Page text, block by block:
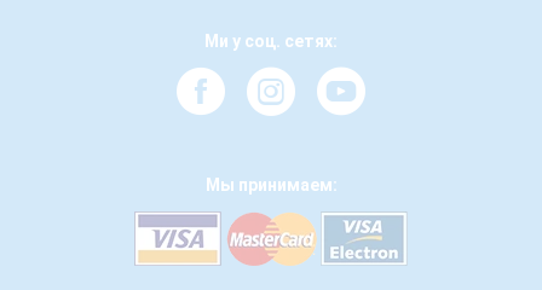
Ми у соц. сетях:
Мы принимаем: